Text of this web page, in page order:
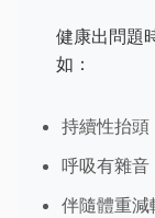
健康出問題
如：
持續性抬頭
呼吸有雜音
伴隨體重減